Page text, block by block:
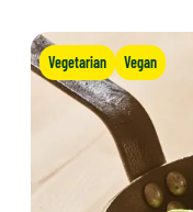
Vegetarian Vegan